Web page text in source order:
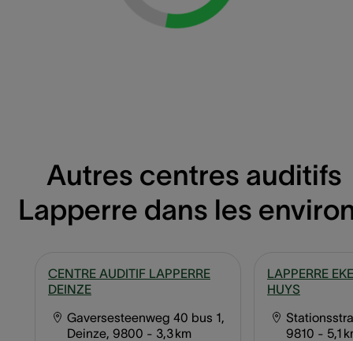
Autres centres auditifs
Lapperre dans les
CENTRE AUDITIF LAPPERRE
DEINZE
Gaversesteenweg 40 bus 1,
Deinze, 9800 - 3,3 km
LAPPERRE
HUYS
9810 - 5,1